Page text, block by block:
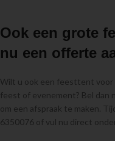
Ook een grote
nu een offerte
Wilt u ook een feesttent voor
feest of evenement? Bel dan
om een afspraak te maken.
6350076 of vul nu direct